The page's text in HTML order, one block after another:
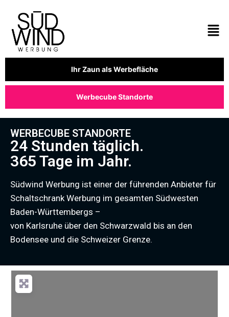
Ihr Zaun als Werbefläche
Werbecube Standorte
WERBECUBE STANDORTE
24 Stunden täglich.
365 Tage im Jahr.
Südwind Werbung ist einer der führenden Anbieter für
Schaltschrank Werbung im gesamten Südwesten
Baden-Württembergs –
von Karlsruhe über den Schwarzwald bis an den
Bodensee und die Schweizer Grenze.